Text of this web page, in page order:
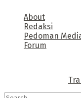
About
Redaksi
Pedoman
Forum